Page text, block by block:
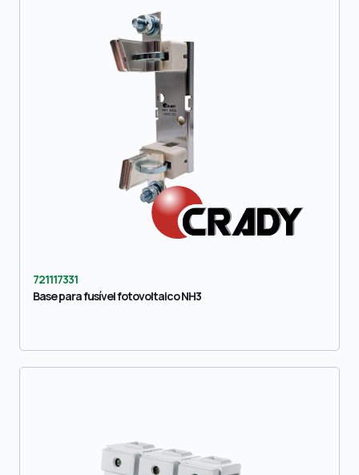
721117331
Base para fusível fotovoltaico NH3